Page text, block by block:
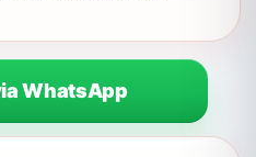
WhatsApp